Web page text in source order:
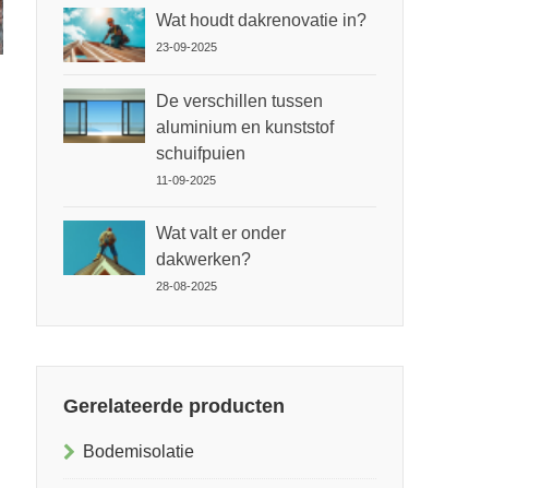
Wat houdt dakrenovatie in?
23-09-2025
De verschillen tussen
aluminium en kunststof
schuifpuien
11-09-2025
Wat valt er onder
dakwerken?
28-08-2025
Gerelateerde producten
Bodemisolatie